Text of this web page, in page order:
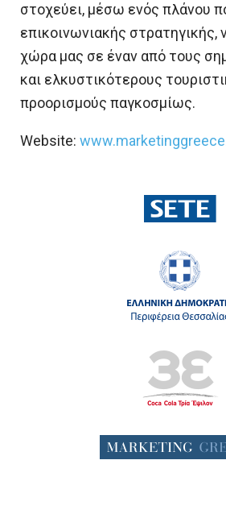
στοχεύει, μέσω ενός πλάνου
επικοινωνιακής στρατηγικής,
χώρα μας σε έναν από τους
και ελκυστικότερους
προορισμούς παγκοσμίως.
Website: